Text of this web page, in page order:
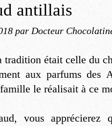
antillais
par Docteur
était celle du
aux parfums des
le réalisait à ce
vous apprécierez